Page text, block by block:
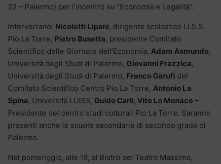
22 – Palermo) per l’incontro su “Economia e Legalità”.
Interverrano: Nicoletti Lipani, dirigente scolastico I.I.S.S.
Pio La Torre, Pietro Busetta, presidente Comitato
Scientifico delle Giornate dell’Economia, Adam Asmundo,
Università degli Studi di Palermo, Giovanni Frazzica,
Università degli Studi di Palermo, Franco Garufi del
Comitato Scientifico Centro Pio La Torre, Antonio La
Spina, Università LUISS, Guido Carli, Vito Lo Monaco –
Presidente del centro studi culturali Pio La Torre. Saranno
presenti anche le scuole secondarie di secondo grado di
Palermo.
Nel pomeriggio, alle 18, al Bistrò del Teatro Massimo,